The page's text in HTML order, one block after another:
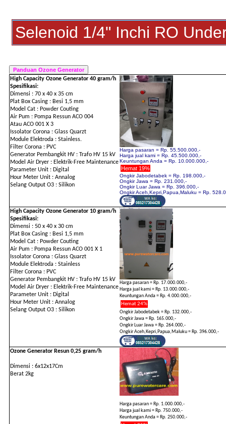
Selenoid 1/4" Inchi RO
High Capacity Ozone Generator 40 gram/h
Spesifikasi:
Dimensi : 70 x 40 x 35 cm
Plat Box Casing : Besi 1,5 mm
Model Cat : Powder Couting
Air Pum : Pompa Ressun ACO 004
Atau ACO 001 X 3
Issolator Corona : Glass Quarzt
Module Elektroda : Stainless.
Filter Corona : PVC
Generator Pembangkit HV : Trafo HV 15 kV
Model Air Dryer : Elektrik-Free Maintenance
Parameter Unit : Digital
Hour Meter Unit : Annalog
Selang Output O3 : Silikon
Harga pasaran = Rp. 55.500.000,-
Harga jual kami = Rp. 45.500.000,-
Keuntungan Anda = Rp. 10.000.000,-
Hemat 19%
Ongkir Jabodetabek = Rp. 198.000,-
Ongkir Jawa = Rp. 231.000,-
Ongkir Luar Jawa = Rp. 396.000,-
Ongkir Aceh,Kepri,Papua,Maluku = Rp.
High Capacity Ozone Generator 10 gram/h
Spesifikasi:
Dimensi : 50 x 40 x 30 cm
Plat Box Casing : Besi 1,5 mm
Model Cat : Powder Couting
Air Pum : Pompa Ressun ACO 001 X 1
Issolator Corona : Glass Quarzt
Module Elektroda : Stainless
Filter Corona : PVC
Generator Pembangkit HV : Trafo HV 15 kV
Model Air Dryer : Elektrik-Free Maintenance
Parameter Unit : Digital
Hour Meter Unit : Annalog
Selang Output O3 : Silikon
Harga pasaran = Rp. 17.000.000,-
Harga jual kami = Rp. 13.000.000,-
Keuntungan Anda = Rp. 4.000.000,-
Hemat 24%
Ongkir Jabodetabek = Rp. 132.000,-
Ongkir Jawa = Rp. 165.000,-
Ongkir Luar Jawa = Rp. 264.000,-
Ongkir Aceh,Kepri,Papua,Maluku = Rp. 396.000,-
Ozone Generator Resun 0,25 gram/h
Dimensi : 6x12x17Cm
Berat 2kg
Harga pasaran = Rp. 1.000.000,-
Harga jual kami = Rp. 750.000,-
Keuntungan Anda = Rp. 250.000,-